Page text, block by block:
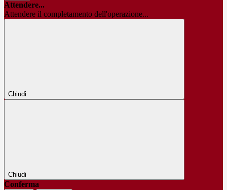
Attendere...
Attendere il completamento dell'operazione...
Chiudi
Chiudi
Conferma